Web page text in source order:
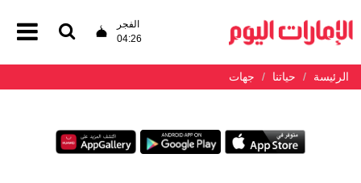
الفجر
04:26
الرئيسة حياتنا جهات